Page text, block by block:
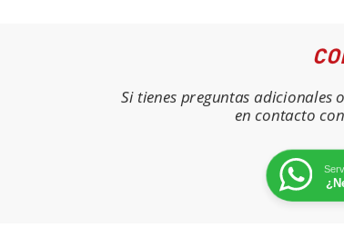
Si tienes preguntas adicionales
en contacto